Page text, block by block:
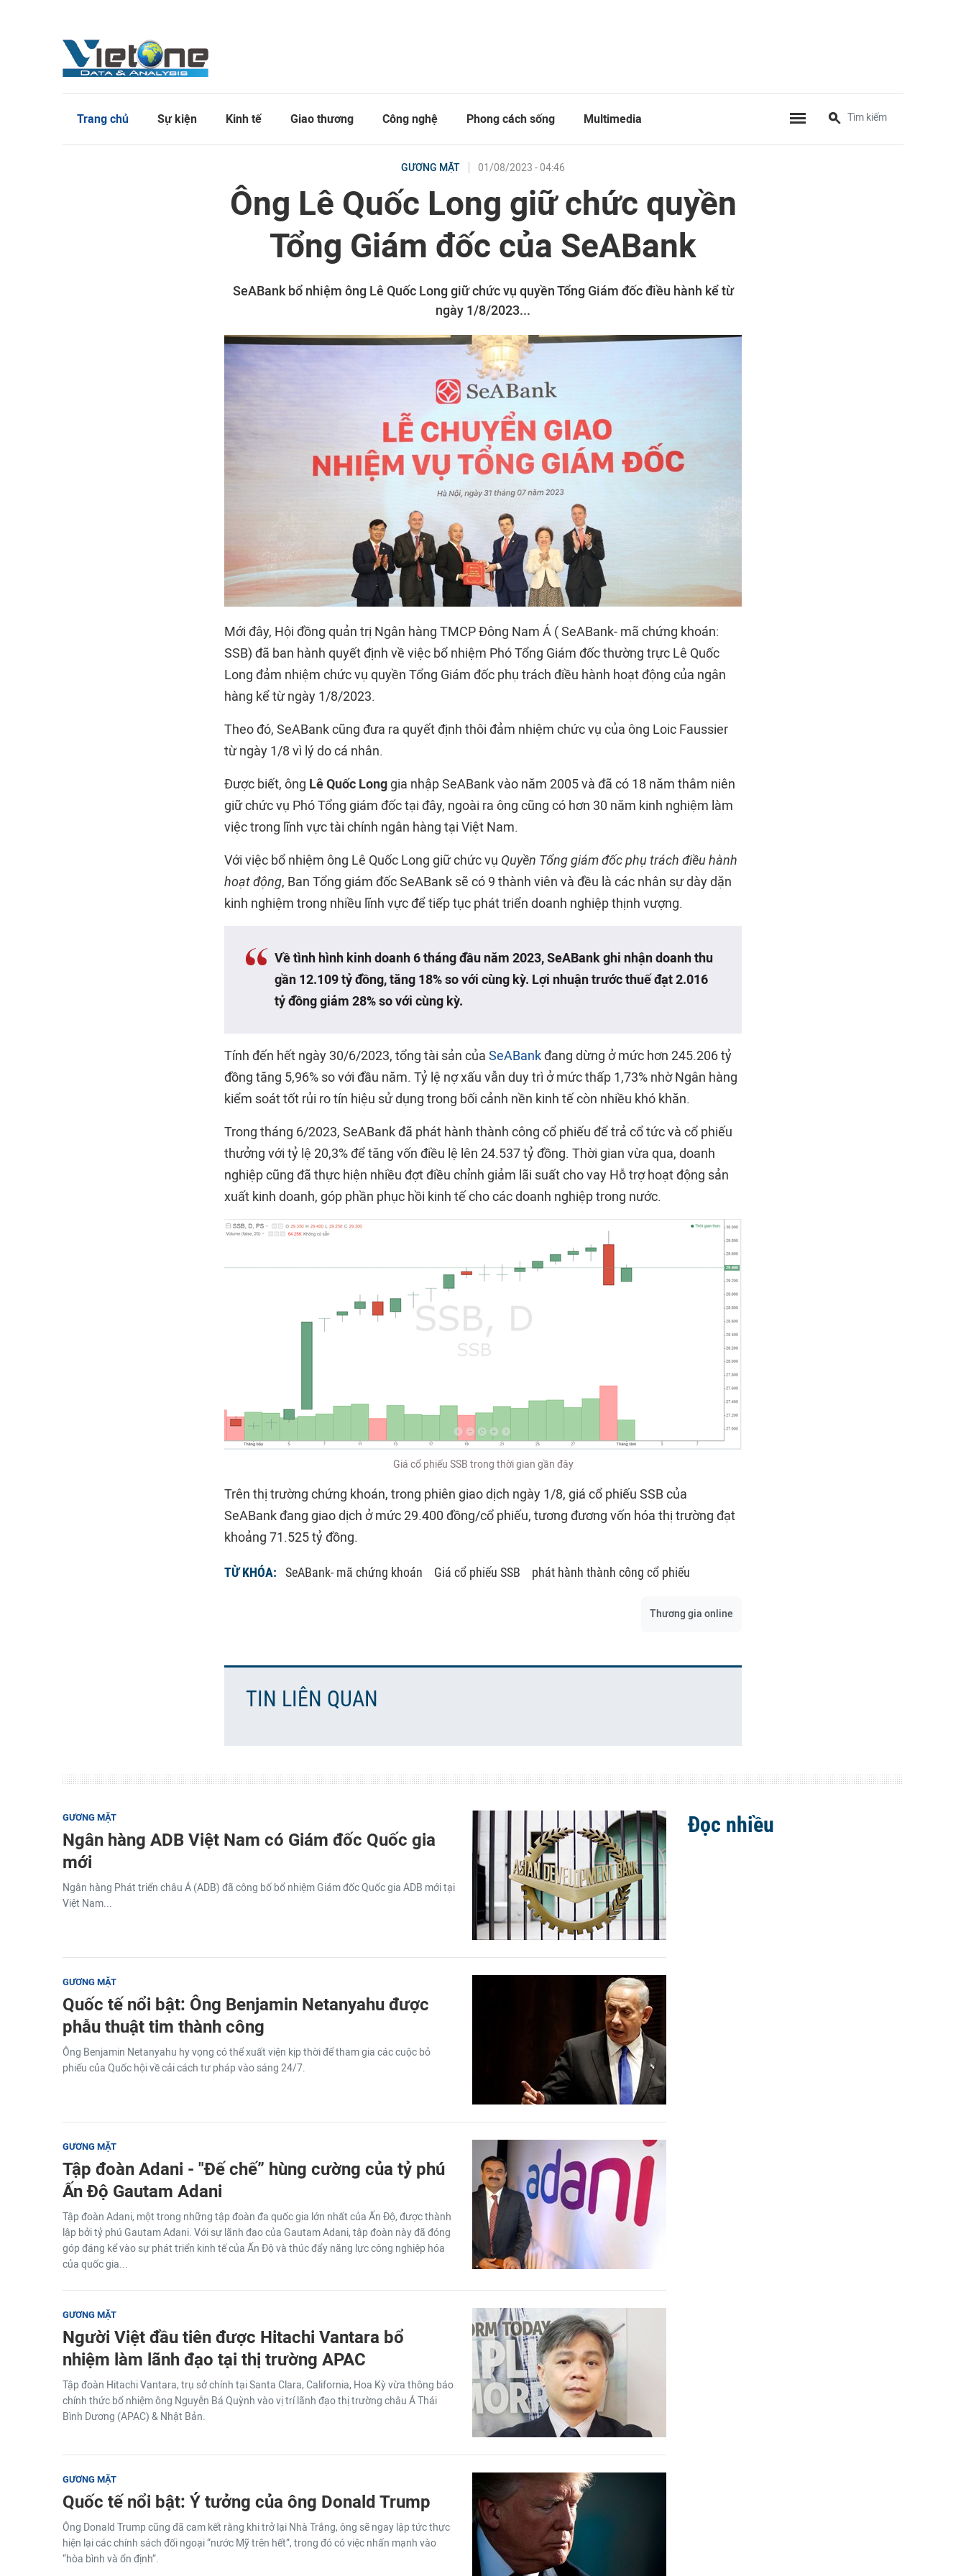
Trang chủ Sự kiện Kinh tế Giao thương Công nghệ Phong cách sống Multimedia
GƯƠNG MẶT 01/08/2023 - 04:46
Ông Lê Quốc Long giữ chức quyền
Tổng Giám đốc của SeABank
SeABank bổ nhiệm ông Lê Quốc Long giữ chức vụ quyền Tổng Giám đốc điều hành kể từ
ngày 1/8/2023...
Mới đây, Hội đồng quản trị Ngân hàng TMCP Đông Nam Á ( SeABank- mã chứng khoán:
SSB) đã ban hành quyết định về việc bổ nhiệm Phó Tổng Giám đốc thường trực Lê Quốc
Long đảm nhiệm chức vụ quyền Tổng Giám đốc phụ trách điều hành hoạt động của ngân
hàng kể từ ngày 1/8/2023.
Theo đó, SeABank cũng đưa ra quyết định thôi đảm nhiệm chức vụ của ông Loic Faussier
từ ngày 1/8 vì lý do cá nhân.
Được biết, ông Lê Quốc Longgia nhập SeABank vào năm 2005 và đã có 18 năm thâm niên
giữ chức vụ Phó Tổng giám đốc tại đây, ngoài ra ông cũng có hơn 30 năm kinh nghiệm làm
việc trong lĩnh vực tài chính ngân hàng tại Việt Nam.
Với việc bổ nhiệm ông Lê Quốc Long giữ chức vụ Quyền Tổng giám đốc phụ trách điều hành
hoạt động, Ban Tổng giám đốc SeABank sẽ có 9 thành viên và đều là các nhân sự dày dặn
kinh nghiệm trong nhiều lĩnh vực để tiếp tục phát triển doanh nghiệp thịnh vượng.
Về tình hình kinh doanh 6 tháng đầu năm 2023, SeABank ghi nhận doanh thu
gần 12.109 tỷ đồng, tăng 18% so với cùng kỳ. Lợi nhuận trước thuế đạt 2.016
tỷ đồng giảm 28% so với cùng kỳ.
Tính đến hết ngày 30/6/2023, tổng tài sản của SeABankđang dừng ở mức hơn 245.206 tỷ
đồng tăng 5,96% so với đầu năm. Tỷ lệ nợ xấu vẫn duy trì ở mức thấp 1,73% nhờ Ngân hàng
kiểm soát tốt rủi ro tín hiệu sử dụng trong bối cảnh nền kinh tế còn nhiều khó khăn.
Trong tháng 6/2023, SeABank đã phát hành thành công cổ phiếu để trả cổ tức và cổ phiếu
thưởng với tỷ lệ 20,3% để tăng vốn điều lệ lên 24.537 tỷ đồng. Thời gian vừa qua, doanh
nghiệp cũng đã thực hiện nhiều đợt điều chỉnh giảm lãi suất cho vay Hỗ trợ hoạt động sản
xuất kinh doanh, góp phần phục hồi kinh tế cho các doanh nghiệp trong nước.
Giá cổ phiếu SSB trong thời gian gần đây
Trên thị trường chứng khoán, trong phiên giao dịch ngày 1/8, giá cổ phiếu SSB của
SeABank đang giao dịch ở mức 29.400 đồng/cổ phiếu, tương đương vốn hóa thị trường đạt
khoảng 71.525 tỷ đồng.
TỪ KHÓA: SeABank- mã chứng khoán Giá cổ phiếu SSB phát hành thành công cổ phiếu
Thương gia online
TIN LIÊN QUAN
GƯƠNG MẶT
Ngân hàng ADB Việt Nam có Giám đốc Quốc gia
mới
Ngân hàng Phát triển châu Á (ADB) đã công bố bổ nhiệm Giám đốc Quốc gia ADB mới tại
Việt Nam...
GƯƠNG MẶT
Quốc tế nổi bật: Ông Benjamin Netanyahu được
phẫu thuật tim thành công
Ông Benjamin Netanyahu hy vọng có thể xuất viện kịp thời để tham gia các cuộc bỏ
phiếu của Quốc hội về cải cách tư pháp vào sáng 24/7.
GƯƠNG MẶT
Tập đoàn Adani - "Đế chế” hùng cường của tỷ phú
Ấn Độ Gautam Adani
Tập đoàn Adani, một trong những tập đoàn đa quốc gia lớn nhất của Ấn Độ, được thành
lập bởi tỷ phú Gautam Adani. Với sự lãnh đạo của Gautam Adani, tập đoàn này đã đóng
góp đáng kể vào sự phát triển kinh tế của Ấn Độ và thúc đẩy năng lực công nghiệp hóa
của quốc gia...
GƯƠNG MẶT
Người Việt đầu tiên được Hitachi Vantara bổ
nhiệm làm lãnh đạo tại thị trường APAC
Tập đoàn Hitachi Vantara, trụ sở chính tại Santa Clara, California, Hoa Kỳ vừa thông báo
chính thức bổ nhiệm ông Nguyễn Bá Quỳnh vào vị trí lãnh đạo thị trường châu Á Thái
Bình Dương (APAC) & Nhật Bản.
GƯƠNG MẶT
Quốc tế nổi bật: Ý tưởng của ông Donald Trump
Ông Donald Trump cũng đã cam kết rằng khi trở lại Nhà Trắng, ông sẽ ngay lập tức thực
hiện lại các chính sách đối ngoại “nước Mỹ trên hết”, trong đó có việc nhấn mạnh vào
“hòa bình và ổn định”.
Đọc nhiều